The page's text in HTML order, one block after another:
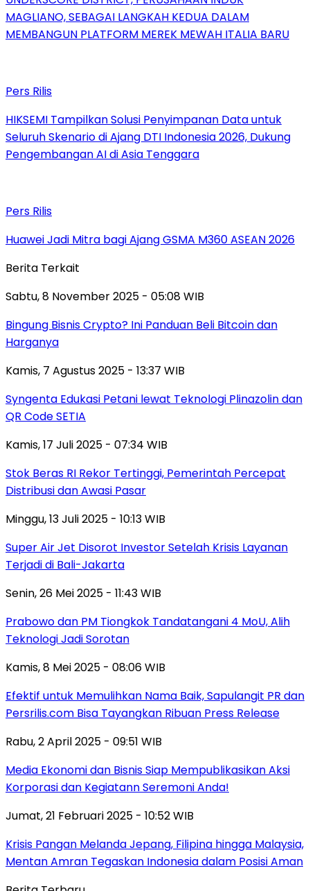
MAGLIANO, SEBAGAI LANGKAH KEDUA DALAM
MEMBANGUN PLATFORM MEREK MEWAH ITALIA BARU
Pers Rilis
HIKSEMI Tampilkan Solusi Penyimpanan Data untuk
Seluruh Skenario di Ajang DTI Indonesia 2026, Dukung
Pengembangan AI di Asia Tenggara
Pers Rilis
Huawei Jadi Mitra bagi Ajang GSMA M360 ASEAN 2026
Berita Terkait
Sabtu, 8 November 2025 - 05:08 WIB
Bingung Bisnis Crypto? Ini Panduan Beli Bitcoin dan
Harganya
Kamis, 7 Agustus 2025 - 13:37 WIB
Syngenta Edukasi Petani lewat Teknologi Plinazolin dan
QR Code SETIA
Kamis, 17 Juli 2025 - 07:34 WIB
Stok Beras RI Rekor Tertinggi, Pemerintah Percepat
Distribusi dan Awasi Pasar
Minggu, 13 Juli 2025 - 10:13 WIB
Super Air Jet Disorot Investor Setelah Krisis Layanan
Terjadi di Bali-Jakarta
Senin, 26 Mei 2025 - 11:43 WIB
Prabowo dan PM Tiongkok Tandatangani 4 MoU, Alih
Teknologi Jadi Sorotan
Kamis, 8 Mei 2025 - 08:06 WIB
Efektif untuk Memulihkan Nama Baik, Sapulangit PR dan
Persrilis.com Bisa Tayangkan Ribuan Press Release
Rabu, 2 April 2025 - 09:51 WIB
Media Ekonomi dan Bisnis Siap Mempublikasikan Aksi
Korporasi dan Kegiatann Seremoni Anda!
Jumat, 21 Februari 2025 - 10:52 WIB
Krisis Pangan Melanda Jepang, Filipina hingga Malaysia,
Mentan Amran Tegaskan Indonesia dalam Posisi Aman